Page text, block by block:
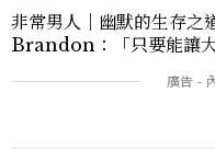
非常男人｜幽默的生存之
Brandon：「只要能讓
讓敵人成為朋友。」